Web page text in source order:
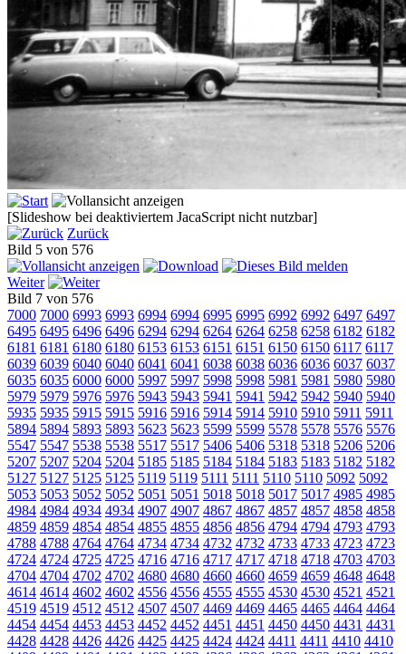
[Slideshow bei deaktiviertem JacaScript nicht nutzbar]
Zurück
Bild 5 von 576
Weiter
Bild 7 von 576
7000 7000 6993 6993 6994 6994 6995 6995 6992 6992 6497 6497
6495 6495 6496 6496 6294 6294 6264 6264 6258 6258 6182 6182
6181 6181 6180 6180 6153 6153 6151 6151 6150 6150 6117 6117
6039 6039 6040 6040 6041 6041 6038 6038 6036 6036 6037 6037
6035 6035 6000 6000 5997 5997 5998 5998 5981 5981 5980 5980
5979 5979 5976 5976 5943 5943 5941 5941 5942 5942 5940 5940
5935 5935 5915 5915 5916 5916 5914 5914 5910 5910 5911 5911
5894 5894 5893 5893 5623 5623 5599 5599 5578 5578 5576 5576
5547 5547 5538 5538 5517 5517 5406 5406 5318 5318 5206 5206
5207 5207 5204 5204 5185 5185 5184 5184 5183 5183 5182 5182
5127 5127 5125 5125 5119 5119 5111 5111 5110 5110 5092 5092
5053 5053 5052 5052 5051 5051 5018 5018 5017 5017 4985 4985
4984 4984 4934 4934 4907 4907 4867 4867 4857 4857 4858 4858
4859 4859 4854 4854 4855 4855 4856 4856 4794 4794 4793 4793
4788 4788 4764 4764 4734 4734 4732 4732 4733 4733 4723 4723
4724 4724 4725 4725 4716 4716 4717 4717 4718 4718 4703 4703
4704 4704 4702 4702 4680 4680 4660 4660 4659 4659 4648 4648
4614 4614 4602 4602 4556 4556 4555 4555 4530 4530 4521 4521
4519 4519 4512 4512 4507 4507 4469 4469 4465 4465 4464 4464
4454 4454 4453 4453 4452 4452 4451 4451 4450 4450 4431 4431
4428 4428 4426 4426 4425 4425 4424 4424 4411 4411 4410 4410